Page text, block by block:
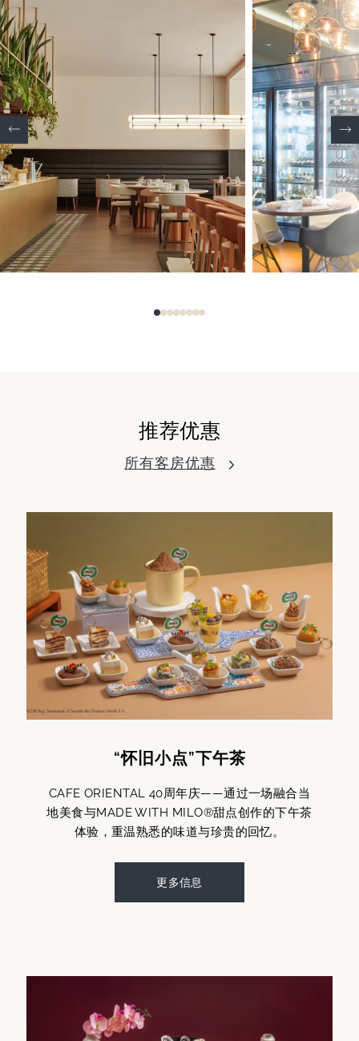
1234567
推荐优惠
所有客房优惠
“怀旧小点”下午茶
CAFE ORIENTAL 40周年庆——通过一场融合当
地美食与MADE WITH MILO®甜点创作的下午茶
体验，重温熟悉的味道与珍贵的回忆。
更多信息